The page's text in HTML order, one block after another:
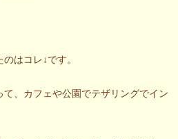
はコレ↓です。
て、カフェや公園でテザリングでイン